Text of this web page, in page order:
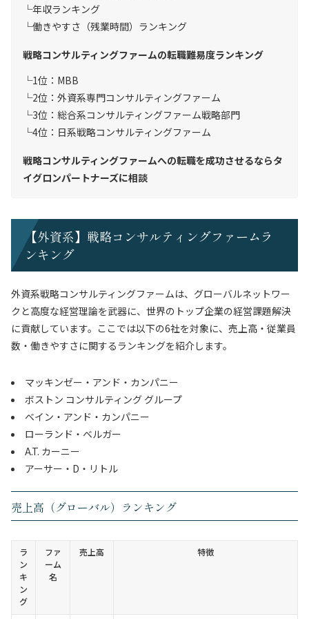
年収ランキング
働きやすさ（残業時間）ランキング
戦略コンサルティングファームの転職難易度ランキング
1位：MBB
2位：外資系専門コンサルティングファーム
3位：総合系コンサルティングファーム戦略部門
4位：日系戦略コンサルティングファーム
戦略コンサルティングファームへの転職を成功させるならタ
イグロンパートナーズに相談
【外資系】戦略コンサルティングファームラ
ンキング
外資系戦略コンサルティングファームは、グローバルネットワー
クと高度な経営理論を武器に、世界のトップ企業の経営課題解決
に貢献しています。ここでは以下の6社を対象に、売上高・従業員
数・働きやすさに関するランキングを紹介します。
マッキンゼー・アンド・カンパニー
ボストン コンサルティング グループ
ベイン・アンド・カンパニー
ローランド・ベルガー
A.T. カーニー
アーサー・D・リトル
売上高（グローバル）ランキング
ラ
ン
キ
ン
グ
ファ
ーム
名
売上高 特徴